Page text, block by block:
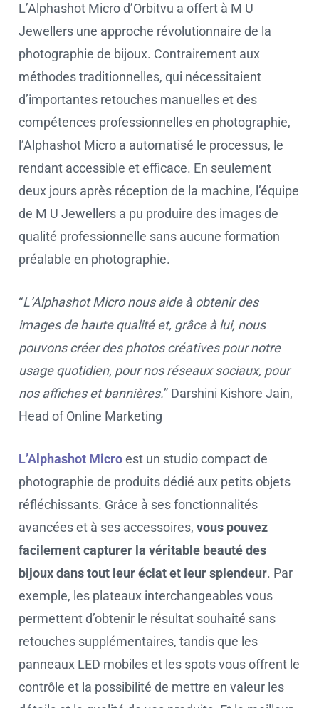
L’Alphashot Micro d’Orbitvu a offert à M U
Jewellers une approche révolutionnaire de la
photographie de bijoux. Contrairement aux
méthodes traditionnelles, qui nécessitaient
d’importantes retouches manuelles et des
compétences professionnelles en photographie,
l’Alphashot Micro a automatisé le processus, le
rendant accessible et efficace. En seulement
deux jours après réception de la machine, l’équipe
de M U Jewellers a pu produire des images de
qualité professionnelle sans aucune formation
préalable en photographie.
“L’Alphashot Micro nous aide à obtenir des
images de haute qualité et, grâce à lui, nous
pouvons créer des photos créatives pour notre
usage quotidien, pour nos réseaux sociaux, pour
nos affiches et bannières.” Darshini Kishore Jain,
Head of Online Marketing
L’Alphashot Microest un studio compact de
photographie de produits dédié aux petits objets
réfléchissants. Grâce à ses fonctionnalités
avancées et à ses accessoires, vous pouvez
facilement capturer la véritable beauté des
bijoux dans tout leur éclat et leur splendeur. Par
exemple, les plateaux interchangeables vous
permettent d’obtenir le résultat souhaité sans
retouches supplémentaires, tandis que les
panneaux LED mobiles et les spots vous offrent le
contrôle et la possibilité de mettre en valeur les